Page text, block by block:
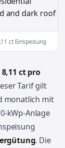
ct Einspeisung
8,11 ct pro
Tarif gilt
monatlich mit
kWp-Anlage
. Die